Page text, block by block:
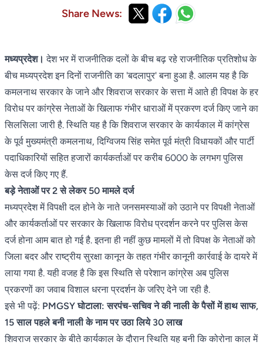
Share News:
मध्यप्रदेश। देश भर में राजनीतिक दलों के बीच बढ़ रहे राजनीतिक प्रतिशोध के
बीच मध्यप्रदेश इन दिनों राजनीति का 'बदलापुर' बना हुआ है. आलम यह है कि
कमलनाथ सरकार के जाने और शिवराज सरकार के सत्ता में आते ही विपक्ष के हर
विरोध पर कांग्रेस नेताओं के खिलाफ गंभीर धाराओं में प्रकरण दर्ज किए जाने का
सिलसिला जारी है. स्थिति यह है कि शिवराज सरकार के कार्यकाल में कांग्रेस
के पूर्व मुख्यमंत्री कमलनाथ, दिग्विजय सिंह समेत पूर्व मंत्री विधायकों और पार्टी
पदाधिकारियों सहित हजारों कार्यकर्ताओं पर करीब 6000 के लगभग पुलिस
केस दर्ज किए गए हैं.
बड़े नेताओं पर 2 से लेकर 50 मामले दर्ज
मध्यप्रदेश में विपक्षी दल होने के नाते जनसमस्याओं को उठाने पर विपक्षी नेताओं
और कार्यकर्ताओं पर सरकार के खिलाफ विरोध प्रदर्शन करने पर पुलिस केस
दर्ज होना आम बात हो गई है. इतना ही नहीं कुछ मामलों में तो विपक्ष के नेताओं को
जिला बदर और राष्ट्रीय सुरक्षा कानून के तहत गंभीर कानूनी कार्रवाई के दायरे में
लाया गया है. यही वजह है कि इस स्थिति से परेशान कांग्रेस अब पुलिस
प्रकरणों का जवाब विशाल धरना प्रदर्शन के जरिए देने जा रही है.
इसे भी पढ़ें: PMGSY घोटाला: सरपंच-सचिव ने की नाली के पैसों में हाथ साफ,
15 साल पहले बनी नाली के नाम पर उठा लिये 30 लाख
शिवराज सरकार के बीते कार्यकाल के दौरान स्थिति यह बनी कि कोरोना काल में